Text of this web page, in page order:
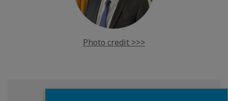
Photo credit >>>